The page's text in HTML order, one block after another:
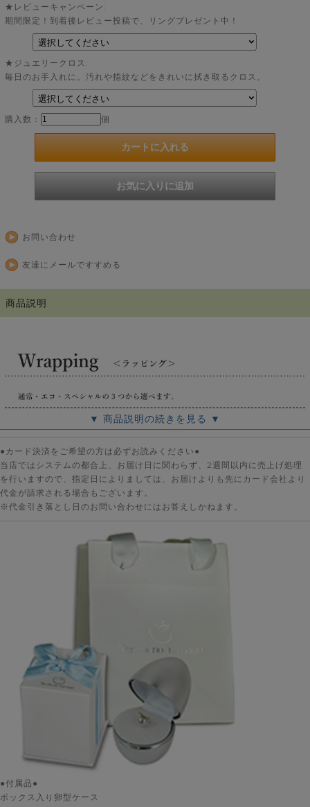
★レビューキャンペーン:
期間限定！到着後レビュー投稿で、リングプレゼント中！
★ジュエリークロス:
毎日のお手入れに。汚れや指紋などをきれいに拭き取るクロス。
購入数： 個
お問い合わせ
友達にメールですすめる
商品説明
▼ 商品説明の続きを見る ▼
●カード決済をご希望の方は必ずお読みください●
当店ではシステムの都合上、お届け日に関わらず、2週間以内に売上げ処理
を行いますので、指定日によりましては、お届けよりも先にカード会社より
代金が請求される場合もございます。
※代金引き落とし日のお問い合わせにはお答えしかねます。
●付属品●
ボックス入り卵型ケース